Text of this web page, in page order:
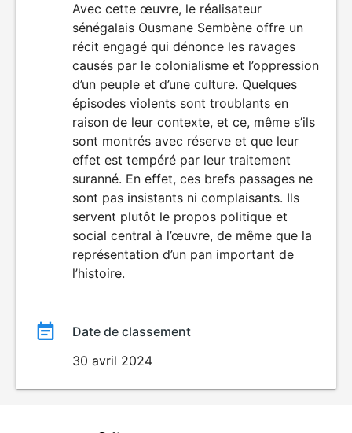
DÉCONSEILLÉ
AUX JEUNES
ENFANTS
Avec cette œuvre, le réalisateur
sénégalais Ousmane Sembène offre un
récit engagé qui dénonce les ravages
causés par le colonialisme et l’oppression
d’un peuple et d’une culture. Quelques
épisodes violents sont troublants en
raison de leur contexte, et ce, même s’ils
sont montrés avec réserve et que leur
effet est tempéré par leur traitement
suranné. En effet, ces brefs passages ne
sont pas insistants ni complaisants. Ils
servent plutôt le propos politique et
social central à l’œuvre, de même que la
représentation d’un pan important de
l’histoire.
Date de classement
30 avril 2024